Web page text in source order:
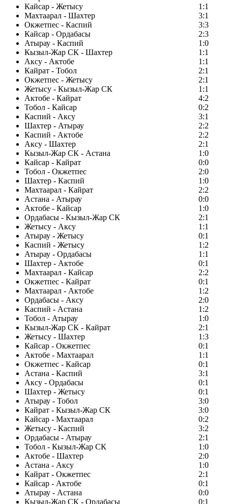
Кайсар - Жетысу
1:1
Махтаарал - Шахтер
3:1
Окжетпес - Каспий
3:3
Кайсар - Ордабасы
2:3
Атырау - Каспий
1:0
Кызыл-Жар СК - Шахтер
1:1
Аксу - Актобе
1:1
Кайрат - Тобол
2:1
Окжетпес - Жетысу
2:1
Жетысу - Кызыл-Жар СК
1:1
Актобе - Кайрат
4:2
Тобол - Кайсар
0:2
Каспий - Аксу
3:1
Шахтер - Атырау
2:2
Каспий - Актобе
2:2
Аксу - Шахтер
2:1
Кызыл-Жар СК - Астана
1:0
Кайсар - Кайрат
0:0
Тобол - Окжетпес
2:0
Шахтер - Каспий
1:0
Махтаарал - Кайрат
2:2
Астана - Атырау
0:0
Актобе - Кайсар
1:0
Ордабасы - Кызыл-Жар СК
2:1
Жетысу - Аксу
1:1
Атырау - Жетысу
0:1
Каспий - Жетысу
1:2
Атырау - Ордабасы
1:1
Шахтер - Актобе
0:1
Махтаарал - Кайсар
2:2
Окжетпес - Кайрат
0:1
Махтаарал - Актобе
1:2
Ордабасы - Аксу
2:0
Каспий - Астана
1:2
Тобол - Атырау
1:0
Кызыл-Жар СК - Кайрат
2:1
Жетысу - Шахтер
1:3
Кайсар - Окжетпес
0:1
Актобе - Махтаарал
1:1
Окжетпес - Кайсар
0:1
Астана - Каспий
3:1
Аксу - Ордабасы
0:1
Шахтер - Жетысу
0:1
Атырау - Тобол
3:0
Кайрат - Кызыл-Жар СК
3:0
Кайсар - Махтаарал
0:2
Жетысу - Каспий
3:2
Ордабасы - Атырау
2:1
Тобол - Кызыл-Жар СК
1:0
Актобе - Шахтер
2:0
Астана - Аксу
1:0
Кайрат - Окжетпес
2:1
Кайсар - Актобе
0:1
Атырау - Астана
0:0
Кызыл-Жар СК - Ордабасы
0:1